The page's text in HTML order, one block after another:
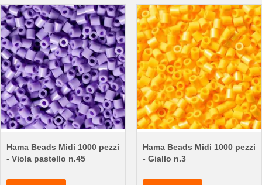
Hama Beads Midi 1000 pezzi
- Viola pastello n.45
Hama Beads Midi 1000 pezzi
- Giallo n.3